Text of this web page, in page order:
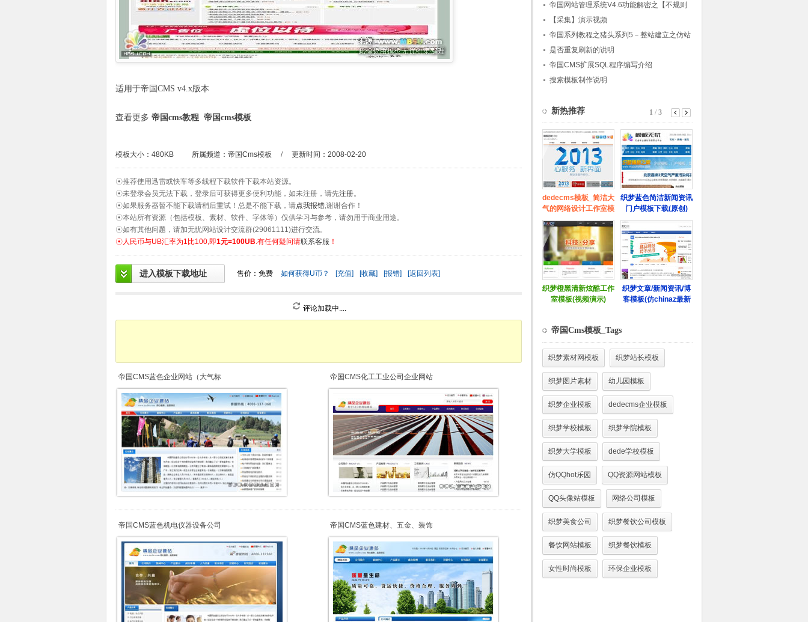
适用于帝国CMS v4.x版本
查看更多 帝国cms教程 帝国cms模板
模板大小：480KB 所属频道： 帝国Cms模板 / 更新时间：2008-02-20
☉推荐使用迅雷或快车等多线程下载软件下载本站资源。
☉未登录会员无法下载，登录后可获得更多便利功能，如未注册，请先注册。
☉如果服务器暂不能下载请稍后重试！总是不能下载，请点我报错,谢谢合作！
☉本站所有资源（包括模板、素材、软件、字体等）仅供学习与参考，请勿用于商业用途。
☉如有其他问题，请加无忧网站设计交流群(29061111)进行交流。
☉人民币与UB汇率为1比100,即1元=100UB.有任何疑问请联系客服 ！
进入模板下载地址 售价：免费 如何获得U币？ [充值] [收藏] [报错] [返回列表]
评论加载中....
帝国CMS蓝色企业网站（大气标 帝国CMS化工工业公司企业网站
帝国CMS蓝色机电仪器设备公司 帝国CMS蓝色建材、五金、装饰
帝国网站管理系统V4.6功能解密之【不规则
新闻】
【采集】演示视频
帝国系列教程之猪头系列5－整站建立之仿站
模型建立
是否重复刷新的说明
帝国CMS扩展SQL程序编写介绍
搜索模板制作说明
帝国Cms模板_Tags
织梦素材网模板 织梦站长模板
织梦图片素材 幼儿园模板
织梦企业模板 dedecms企业模板
织梦学校模板 织梦学院模板
织梦大学模板 dede学校模板
仿QQhot乐园 QQ资源网站模板
QQ头像站模板 网络公司模板
织梦美食公司 织梦餐饮公司模板
餐饮网站模板 织梦餐饮模板
女性时尚模板 环保企业模板